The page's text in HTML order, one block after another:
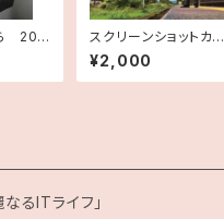
ら 202
スクリーンショットカレ
ンダー2026
¥2,000
るITライフ」